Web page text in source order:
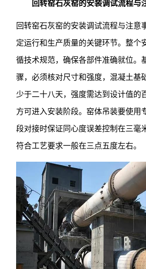
回转窑石灰窑的安装调试流程与
回转窑石灰窑的安装调试流程与注意
定运行和生产质量的关键环节。整个
循技术规范，确保各部件准确就位。
骤，必须核对尺寸和强度，混凝土基
少于二十八天，强度需达到设计值的
方可进入安装阶段。窑体吊装要使用
段对接时保证同心度误差控制在三毫
符合工艺要求一般在三点五度左右。